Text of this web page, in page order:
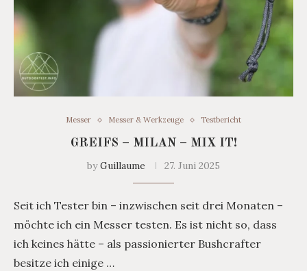
Messer Messer & Werkzeuge Testbericht
GREIFS – MILAN – MIX IT!
byGuillaume 27. Juni 2025
Seit ich Tester bin – inzwischen seit drei Monaten –
möchte ich ein Messer testen. Es ist nicht so, dass
ich keines hätte – als passionierter Bushcrafter
besitze ich einige …